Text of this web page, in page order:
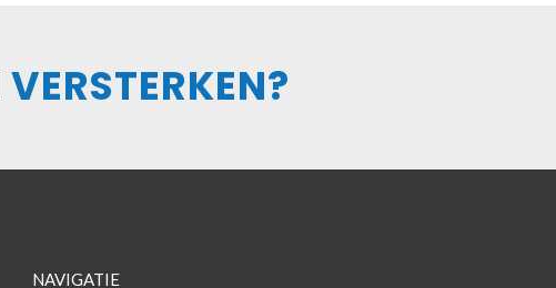
VERSTERKEN?
NAVIGATIE